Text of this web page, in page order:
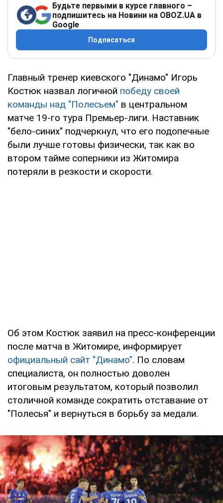
Будьте первыми в курсе главного –
подпишитесь на Новини на OBOZ.UA в
Google
Подписаться
Главный тренер киевского "Динамо" Игорь
Костюк назвал логичной победу своей
команды над "Полесьем" в центральном
матче 19-го тура Премьер-лиги. Наставник
"бело-синих" подчеркнул, что его подопечные
были лучше готовы физически, так как во
втором тайме соперники из Житомира
потеряли в резкости и скорости.
Об этом Костюк заявил на пресс-конференции
после матча в Житомире, информирует
официальный сайт "Динамо". По словам
специалиста, он полностью доволен
итоговым результатом, который позволил
столичной команде сократить отставание от
"Полесья" и вернуться в борьбу за медали.